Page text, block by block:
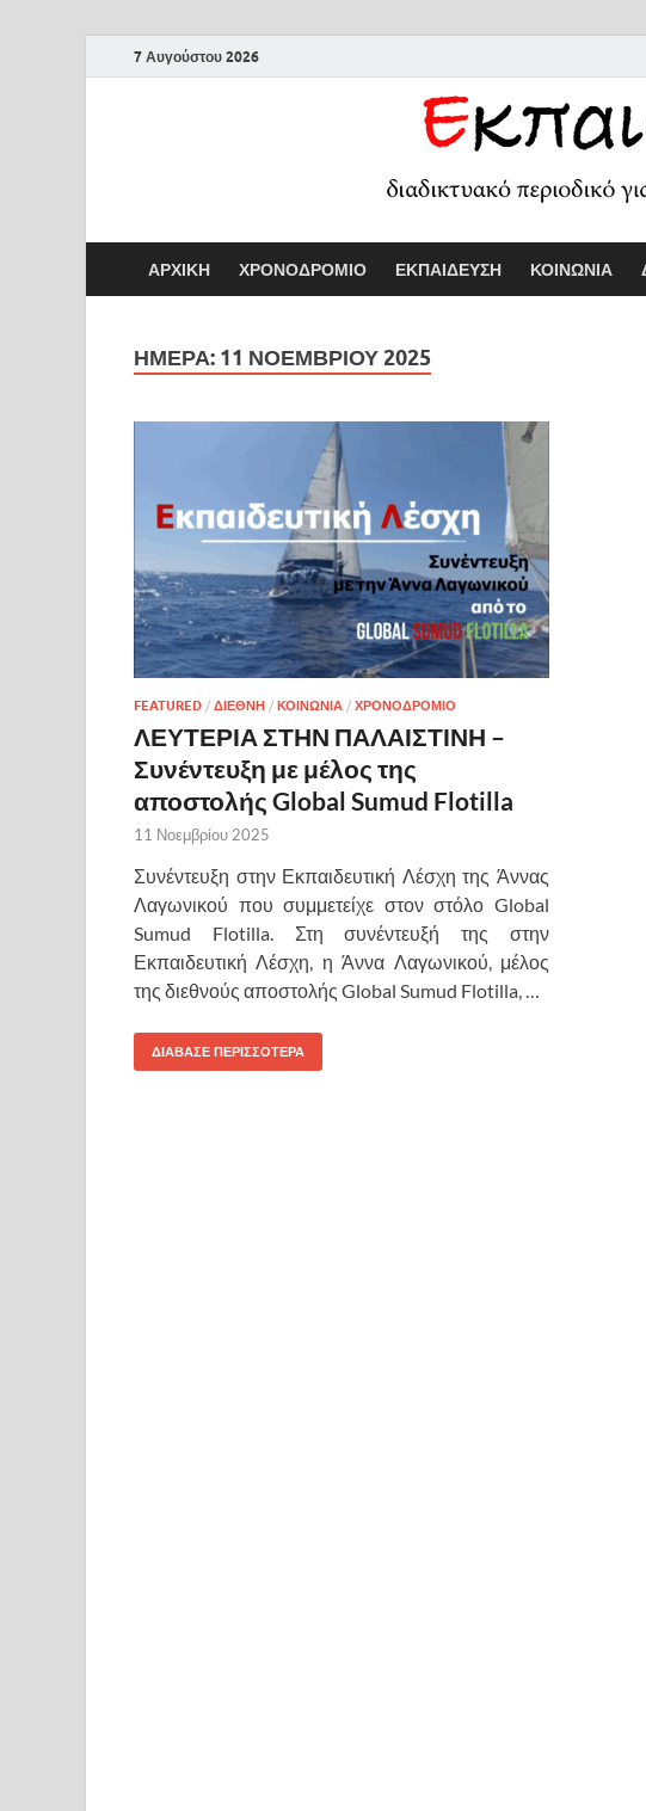
7 Αυγούστου 2026
ΑΡΧΙΚΗ ΧΡΟΝΟΔΡΟΜΙΟ ΕΚΠΑΙΔΕΥΣΗ ΚΟΙΝΩΝΙΑ
ΗΜΕΡΑ: 11 ΝΟΕΜΒΡΙΟΥ 2025
FEATURED / ΔΙΕΘΝΗ / ΚΟΙΝΩΝΙΑ / ΧΡΟΝΟΔΡΟΜΙΟ
ΛΕΥΤΕΡΙΑ ΣΤΗΝ ΠΑΛΑΙΣΤΙΝΗ –
Συνέντευξη με μέλος της
αποστολής Global Sumud Flotilla
11 Νοεμβρίου 2025
Συνέντευξη στην Εκπαιδευτική Λέσχη της Άννας
Λαγωνικού που συμμετείχε στον στόλο Global
Sumud Flotilla. Στη συνέντευξή της στην
Εκπαιδευτική Λέσχη, η Άννα Λαγωνικού, μέλος
της διεθνούς αποστολής Global Sumud Flotilla, …
ΔΙΑΒΑΣΕ ΠΕΡΙΣΣΟΤΕΡΑ